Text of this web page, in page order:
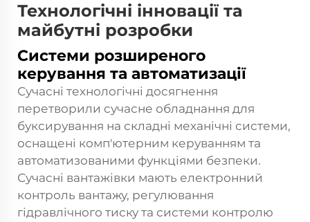
Технологічні інновації та
майбутні розробки
Системи розширеного
керування та автоматизації
Сучасні технологічні досягнення
перетворили сучасне обладнання для
буксирування на складні механічні системи,
оснащені комп'ютерним керуванням та
автоматизованими функціями безпеки.
Сучасні вантажівки мають електронний
контроль вантажу, регулювання
гідравлічного тиску та системи контролю